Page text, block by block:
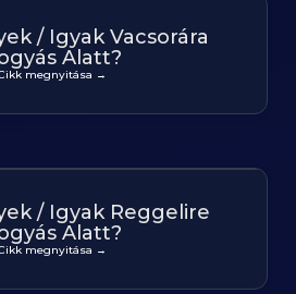
/ Igyak Vacsorára
Alatt?
megnyitása →
/ Igyak Reggelire
Alatt?
megnyitása →